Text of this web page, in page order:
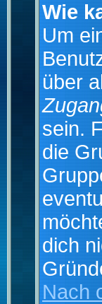
Wie
Um
über
sein.
die
dich
Nach